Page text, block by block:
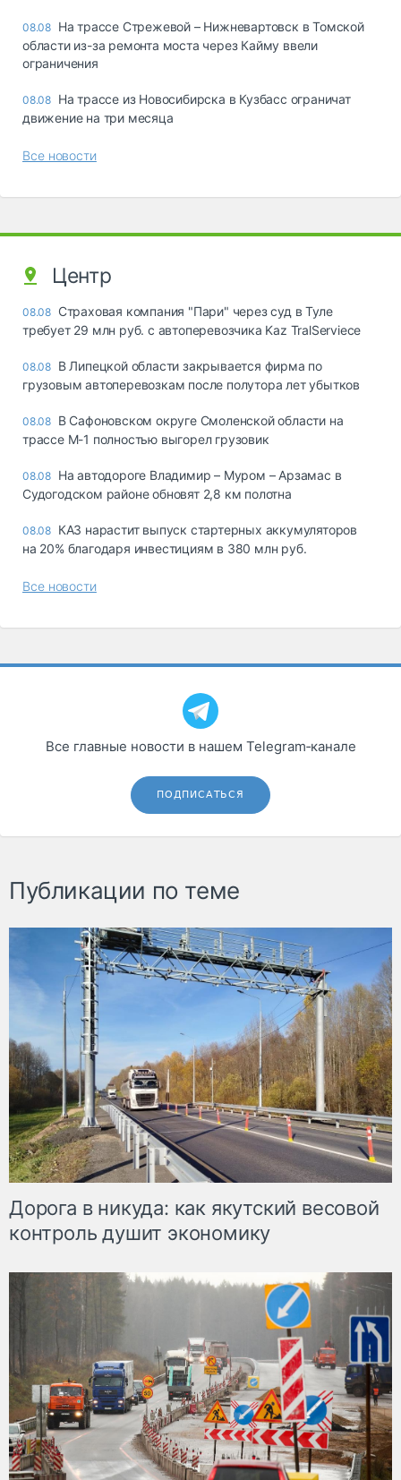
08.08 На трассе Стрежевой – Нижневартовск в Томской
области из-за ремонта моста через Кайму ввели
ограничения
08.08 На трассе из Новосибирска в Кузбасс ограничат
движение на три месяца
Все новости
Центр
08.08 Страховая компания "Пари" через суд в Туле
требует 29 млн руб. с автоперевозчика Kaz TralServiece
08.08 В Липецкой области закрывается фирма по
грузовым автоперевозкам после полутора лет убытков
08.08 В Сафоновском округе Смоленской области на
трассе М-1 полностью выгорел грузовик
08.08 На автодороге Владимир – Муром – Арзамас в
Судогодском районе обновят 2,8 км полотна
08.08 КАЗ нарастит выпуск стартерных аккумуляторов
на 20% благодаря инвестициям в 380 млн руб.
Все новости
Все главные новости в нашем Telegram‑канале
ПОДПИСАТЬСЯ
Публикации по теме
Дорога в никуда: как якутский весовой
контроль душит экономику